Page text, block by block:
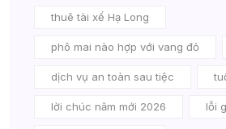
thuê tài xế Hạ Long
phô mai nào hợp với vang đỏ
dịch vụ an toàn sau tiệc
lời chúc năm mới 2026 lỗi